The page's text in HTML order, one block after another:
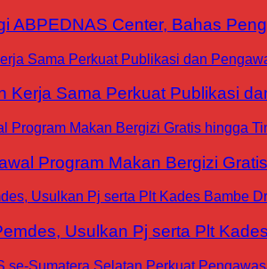
ABPEDNAS Center, Bahas
Kerja Sama Perkuat Publikasi
Program Makan Bergizi
Usulkan Pj serta Plt